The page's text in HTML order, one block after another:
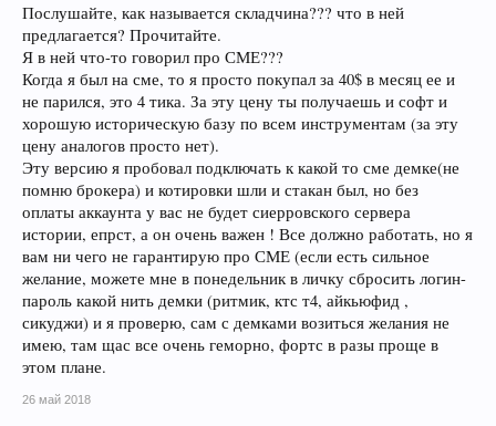
Послушайте, как называется складчина??? что в ней
предлагается? Прочитайте.
Я в ней что-то говорил про СМЕ???
Когда я был на сме, то я просто покупал за 40$ в месяц ее и
не парился, это 4 тика. За эту цену ты получаешь и софт и
хорошую историческую базу по всем инструментам (за эту
цену аналогов просто нет).
Эту версию я пробовал подключать к какой то сме демке(не
помню брокера) и котировки шли и стакан был, но без
оплаты аккаунта у вас не будет сиерровского сервера
истории, епрст, а он очень важен ! Все должно работать, но я
вам ни чего не гарантирую про СМЕ (если есть сильное
желание, можете мне в понедельник в личку сбросить логин-
пароль какой нить демки (ритмик, ктс т4, айкьюфид ,
сикуджи) и я проверю, сам с демками возиться желания не
имею, там щас все очень геморно, фортс в разы проще в
этом плане.
26 май 2018